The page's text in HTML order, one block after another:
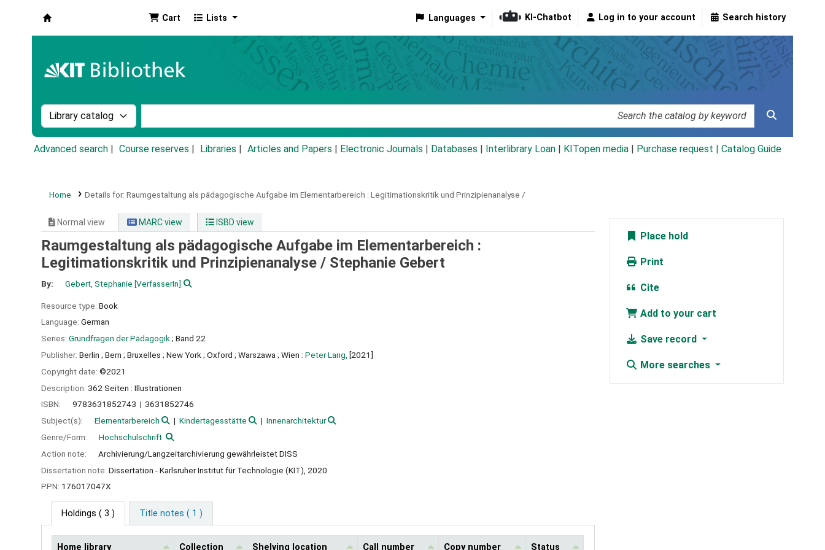
Cart Lists Languages KI-Chatbot Log in to your account Search history
Search the catalog by:
Advanced search Course reserves Libraries Articles and Papers Electronic Journals Databases Interlibrary Loan KITopen media Purchase request | Catalog Guide
Home Details for: Raumgestaltung als pädagogische Aufgabe im Elementarbereich : Legitimationskritik und Prinzipienanalyse /
Normal view MARC view ISBD view
Raumgestaltung als pädagogische Aufgabe im Elementarbereich :
Legitimationskritik und Prinzipienanalyse / Stephanie Gebert
By: Gebert, Stephanie [VerfasserIn]
Resource type: Book
Language: German
Series: Grundfragen der Pädagogik ; Band 22
Publisher: Berlin ; Bern ; Bruxelles ; New York ; Oxford ; Warszawa ; Wien : Peter Lang, [2021]
Copyright date: ©2021
Description: 362 Seiten : Illustrationen
ISBN:
9783631852743
3631852746
Subject(s):
Elementarbereich Kindertagesstätte
Innenarchitektur
Genre/Form:
Hochschulschrift
Action note:
Archivierung/Langzeitarchivierung gewährleistet DISS
Dissertation note: Dissertation - Karlsruher Institut für Technologie (KIT), 2020
PPN: 176017047X
Holdings ( 3 ) Title notes ( 1 )
Home library Collection Shelving location Call number Copy number Status
Place hold
Print
Cite
Add to your cart
Save record
More searches